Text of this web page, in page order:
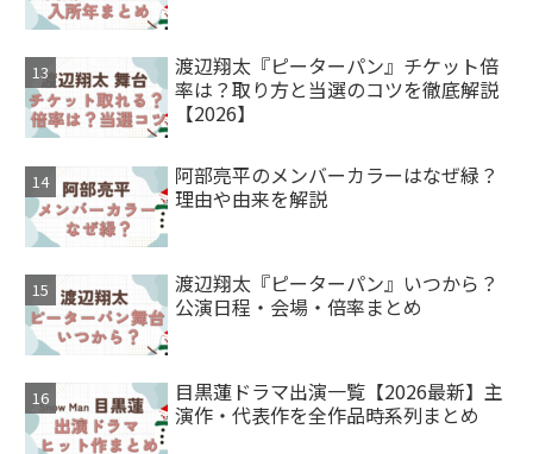
渡辺翔太『ピーターパン』チケット倍
率は？取り方と当選のコツを徹底解説
【2026】
阿部亮平のメンバーカラーはなぜ緑？
理由や由来を解説
渡辺翔太『ピーターパン』いつから？
公演日程・会場・倍率まとめ
目黒蓮ドラマ出演一覧【2026最新】主
演作・代表作を全作品時系列まとめ